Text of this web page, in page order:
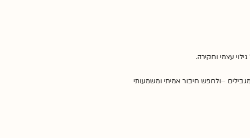
עצמי וחקירה.
–ולחפש חיבור אמיתי ומשמעותי